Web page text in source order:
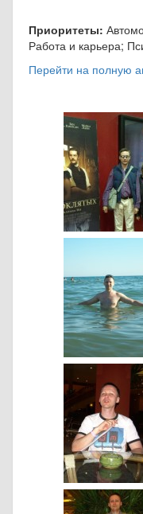
Приоритеты:
Работа и карьера;
Перейти на полную